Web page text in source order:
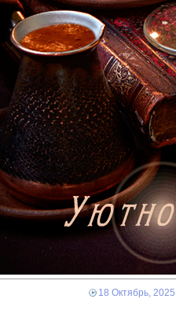
18 Октябрь, 2025